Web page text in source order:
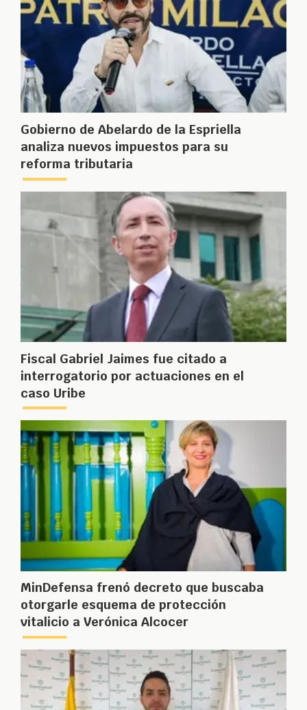
Gobierno de Abelardo de la Espriella
analiza nuevos impuestos para su
reforma tributaria
Fiscal Gabriel Jaimes fue citado a
interrogatorio por actuaciones en el
caso Uribe
MinDefensa frenó decreto que buscaba
otorgarle esquema de protección
vitalicio a Verónica Alcocer